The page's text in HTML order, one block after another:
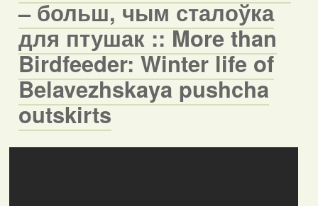
– больш, чым сталоўка
для птушак :: More than
Birdfeeder: Winter life of
Belavezhskaya pushcha
outskirts